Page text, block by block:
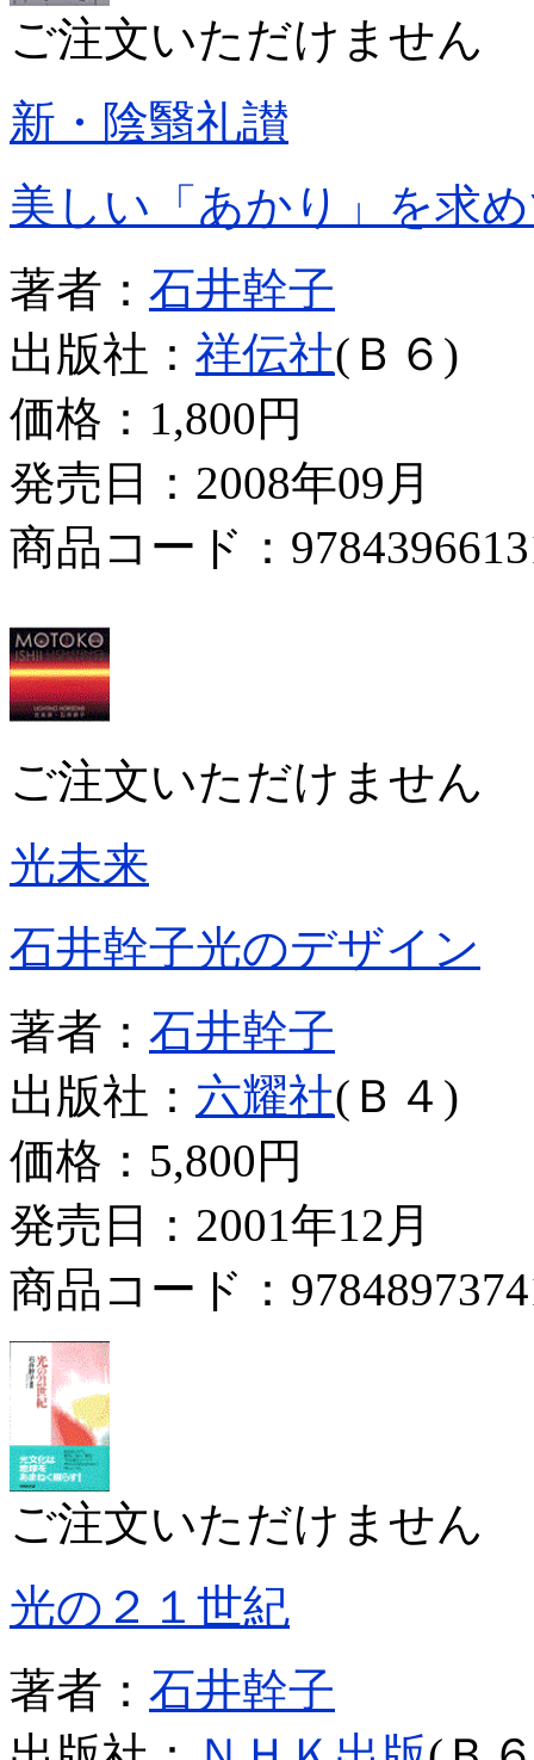
ご注文いただけません
新・陰翳礼讃
美しい「あかり」を求
著者： 石井幹子
出版社： 祥伝社(Ｂ６)
価格： 1,800円
発売日：2008年09月
商品コード：
ご注文いただけません
光未来
石井幹子光のデザイン
著者： 石井幹子
出版社： 六耀社(Ｂ４)
価格： 5,800円
発売日：2001年12月
商品コード：
ご注文いただけません
光の２１世紀
著者： 石井幹子